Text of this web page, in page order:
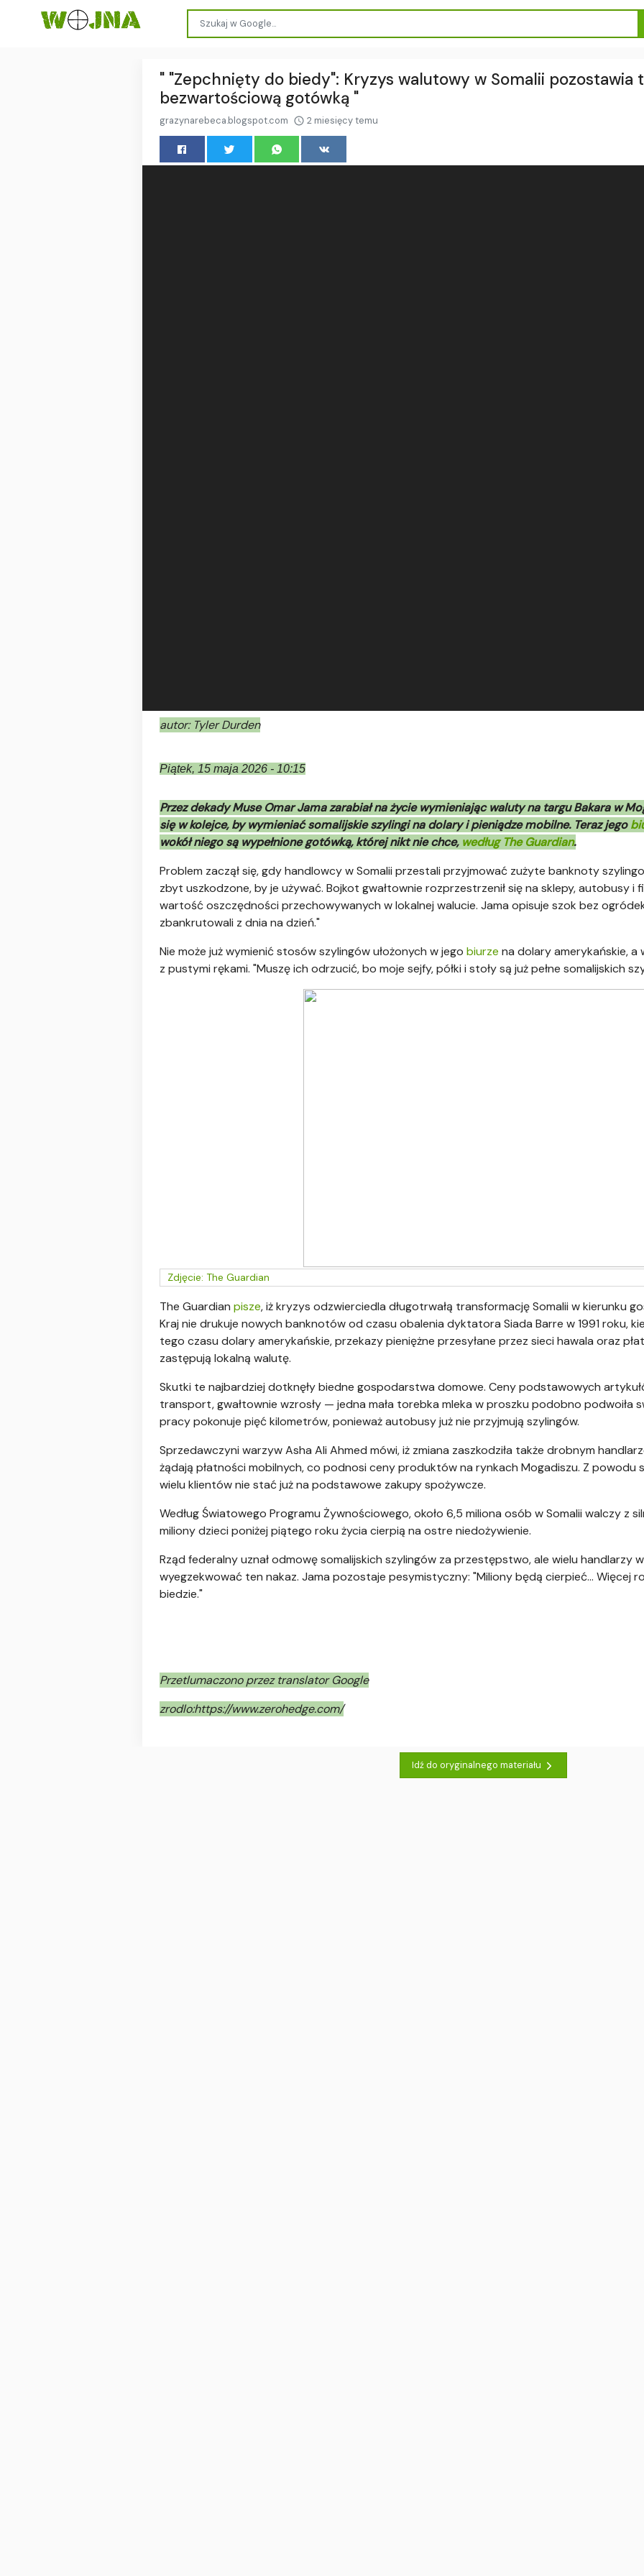
" "Zepchnięty do biedy": Kryzys walutowy w Somalii pozostawia
bezwartościową gotówką "
grazynarebeca.blogspot.com 2 miesięcy temu
autor: Tyler Durden
Piątek, 15 maja 2026 - 10:15
Przez dekady Muse Omar Jama zarabiał na życie wymieniając waluty na targu Bakara w
się w kolejce, by wymieniać somalijskie szylingi na dolary i pieniądze mobilne. Teraz jego
wokół niego są wypełnione gotówką, której nikt nie chce, według The Guardian.
Problem zaczął się, gdy handlowcy w Somalii przestali przyjmować zużyte banknoty
zbyt uszkodzone, by je używać. Bojkot gwałtownie rozprzestrzenił się na sklepy, autobusy i
wartość oszczędności przechowywanych w lokalnej walucie. Jama opisuje szok bez
zbankrutowali z dnia na dzień."
Nie może już wymienić stosów szylingów ułożonych w jego biurze na dolary amerykańskie, a
z pustymi rękami. "Muszę ich odrzucić, bo moje sejfy, półki i stoły są już pełne somalijskich
Zdjęcie: The Guardian
The Guardian pisze, iż kryzys odzwierciedla długotrwałą transformację Somalii w kierunku
Kraj nie drukuje nowych banknotów od czasu obalenia dyktatora Siada Barre w 1991 roku,
tego czasu dolary amerykańskie, przekazy pieniężne przesyłane przez sieci hawala oraz
zastępują lokalną walutę.
Skutki te najbardziej dotknęły biedne gospodarstwa domowe. Ceny podstawowych
transport, gwałtownie wzrosły — jedna mała torebka mleka w proszku podobno podwoiła
pracy pokonuje pięć kilometrów, ponieważ autobusy już nie przyjmują szylingów.
Sprzedawczyni warzyw Asha Ali Ahmed mówi, iż zmiana zaszkodziła także drobnym
żądają płatności mobilnych, co podnosi ceny produktów na rynkach Mogadiszu. Z powodu
wielu klientów nie stać już na podstawowe zakupy spożywcze.
Według Światowego Programu Żywnościowego, około 6,5 miliona osób w Somalii walczy z
miliony dzieci poniżej piątego roku życia cierpią na ostre niedożywienie.
Rząd federalny uznał odmowę somalijskich szylingów za przestępstwo, ale wielu handlarzy
wyegzekwować ten nakaz. Jama pozostaje pesymistyczny: "Miliony będą cierpieć... Więcej
biedzie."
Przetlumaczono przez translator Google
zrodlo:https://www.zerohedge.com/
Idź do oryginalnego materiału